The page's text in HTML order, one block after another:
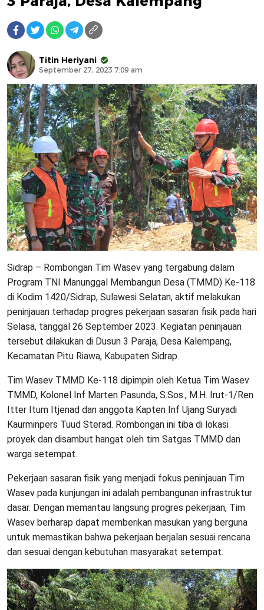
Titin Heriyani
September 27, 2023 7:09 am
Sidrap – Rombongan Tim Wasev yang tergabung dalam
Program TNI Manunggal Membangun Desa (TMMD) Ke-118
di Kodim 1420/Sidrap, Sulawesi Selatan, aktif melakukan
peninjauan terhadap progres pekerjaan sasaran fisik pada hari
Selasa, tanggal 26 September 2023. Kegiatan peninjauan
tersebut dilakukan di Dusun 3 Paraja, Desa Kalempang,
Kecamatan Pitu Riawa, Kabupaten Sidrap.
Tim Wasev TMMD Ke-118 dipimpin oleh Ketua Tim Wasev
TMMD, Kolonel Inf Marten Pasunda, S.Sos., M.H. Irut-1/Ren
Itter Itum Itjenad dan anggota Kapten Inf Ujang Suryadi
Kaurminpers Tuud Sterad. Rombongan ini tiba di lokasi
proyek dan disambut hangat oleh tim Satgas TMMD dan
warga setempat.
Pekerjaan sasaran fisik yang menjadi fokus peninjauan Tim
Wasev pada kunjungan ini adalah pembangunan infrastruktur
dasar. Dengan memantau langsung progres pekerjaan, Tim
Wasev berharap dapat memberikan masukan yang berguna
untuk memastikan bahwa pekerjaan berjalan sesuai rencana
dan sesuai dengan kebutuhan masyarakat setempat.